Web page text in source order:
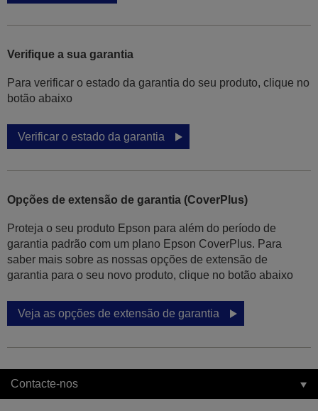
Verifique a sua garantia
Para verificar o estado da garantia do seu produto, clique no
botão abaixo
Verificar o estado da garantia
Opções de extensão de garantia (CoverPlus)
Proteja o seu produto Epson para além do período de
garantia padrão com um plano Epson CoverPlus. Para
saber mais sobre as nossas opções de extensão de
garantia para o seu novo produto, clique no botão abaixo
Veja as opções de extensão de garantia
Contacte-nos